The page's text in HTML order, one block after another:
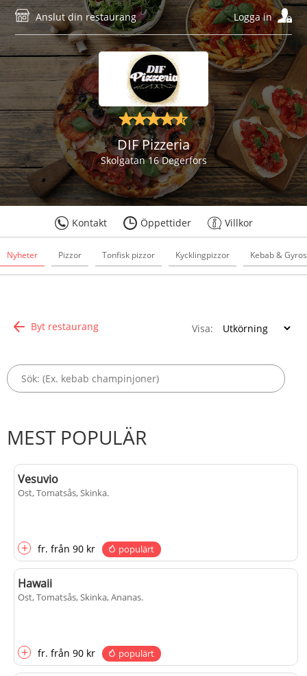
Logga in
Anslut din restaurang
DIF Pizzeria
Skolgatan 16 Degerfors
Kontakt Öppettider Villkor
Nyheter Pizzor Tonfisk pizzor Kycklingpizzor Kebab &
Byt restaurang Visa:
MEST POPULÄR
Vesuvio
Ost, Tomatsås, Skinka.
+ fr. från 90 kr populärt
Hawaii
Ost, Tomatsås, Skinka, Ananas.
+ fr. från 90 kr populärt